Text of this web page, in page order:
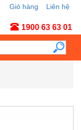
Liên hệ
Giỏ hàng
1900 63 63 01